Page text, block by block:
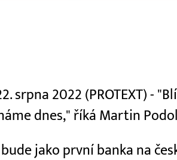
srpna 2022 (PROTEXT) -
dnes," říká Martin
jako první banka na